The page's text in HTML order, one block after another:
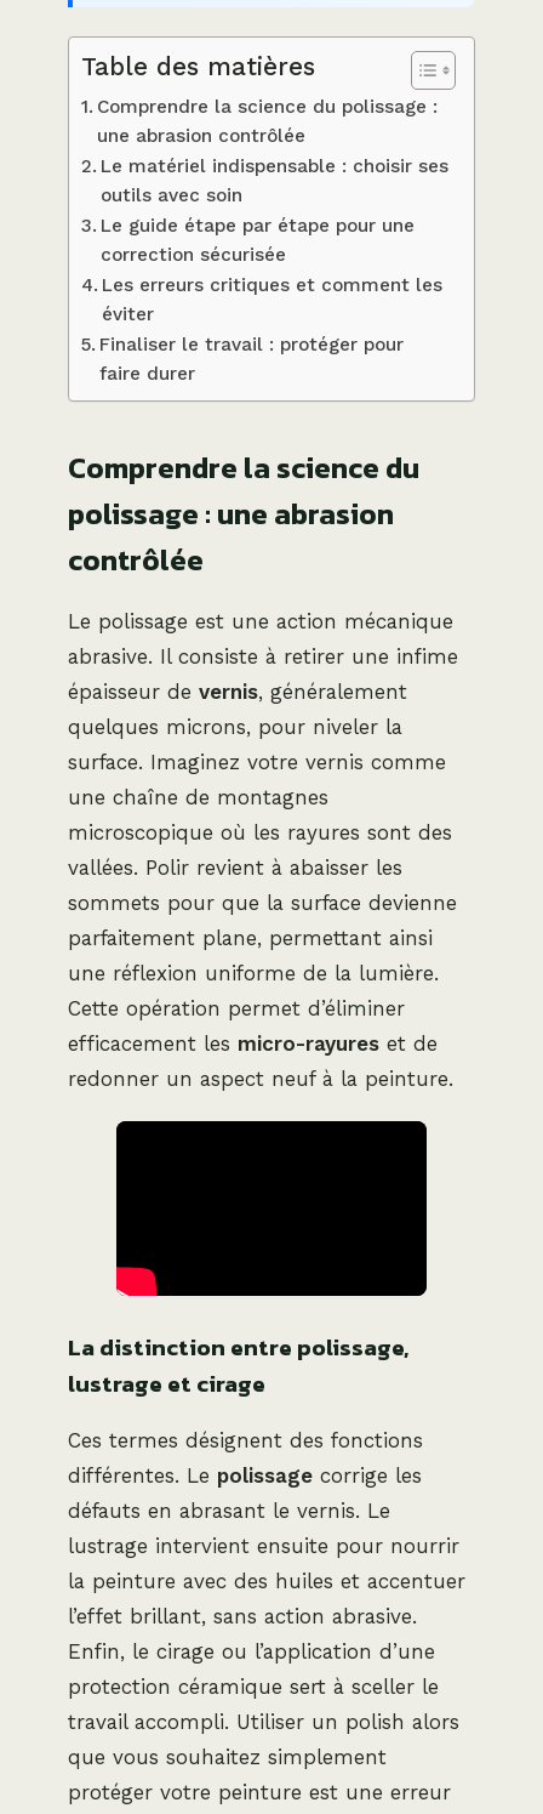
Table des matières
Comprendre la science du polissage :
une abrasion contrôlée
Le matériel indispensable : choisir ses
outils avec soin
Le guide étape par étape pour une
correction sécurisée
Les erreurs critiques et comment les
éviter
Finaliser le travail : protéger pour
faire durer
Comprendre la science du
polissage : une abrasion
contrôlée
Le polissage est une action mécanique
abrasive. Il consiste à retirer une infime
épaisseur de vernis, généralement
quelques microns, pour niveler la
surface. Imaginez votre vernis comme
une chaîne de montagnes
microscopique où les rayures sont des
vallées. Polir revient à abaisser les
sommets pour que la surface devienne
parfaitement plane, permettant ainsi
une réflexion uniforme de la lumière.
Cette opération permet d’éliminer
efficacement les micro-rayures et de
redonner un aspect neuf à la peinture.
La distinction entre polissage,
lustrage et cirage
Ces termes désignent des fonctions
différentes. Le polissage corrige les
défauts en abrasant le vernis. Le
lustrage intervient ensuite pour nourrir
la peinture avec des huiles et accentuer
l’effet brillant, sans action abrasive.
Enfin, le cirage ou l’application d’une
protection céramique sert à sceller le
travail accompli. Utiliser un polish alors
que vous souhaitez simplement
protéger votre peinture est une erreur